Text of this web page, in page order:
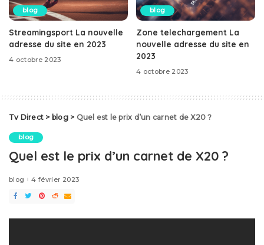
blog
Streamingsport La nouvelle
adresse du site en 2023
4 octobre 2023
blog
Zone telechargement La
nouvelle adresse du site en
2023
4 octobre 2023
Tv Direct > blog> Quel est le prix d’un carnet de X20 ?
blog
Quel est le prix d’un carnet de X20 ?
blog 4 février 2023